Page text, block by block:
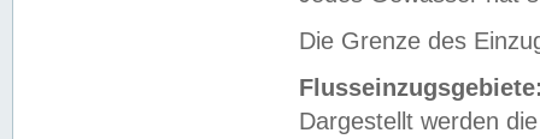
Die Grenze des
Dargestellt werden